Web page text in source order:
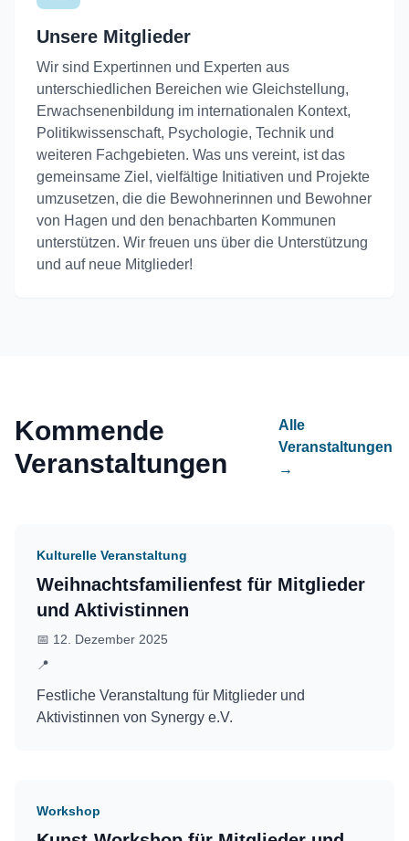
Unsere Mitglieder
Wir sind Expertinnen und Experten aus
unterschiedlichen Bereichen wie Gleichstellung,
Erwachsenenbildung im internationalen Kontext,
Politikwissenschaft, Psychologie, Technik und
weiteren Fachgebieten. Was uns vereint, ist das
gemeinsame Ziel, vielfältige Initiativen und Projekte
umzusetzen, die die Bewohnerinnen und Bewohner
von Hagen und den benachbarten Kommunen
unterstützen. Wir freuen uns über die Unterstützung
und auf neue Mitglieder!
Kommende
Veranstaltungen
Alle
Veranstaltungen
→
Kulturelle Veranstaltung
Weihnachtsfamilienfest für Mitglieder
und Aktivistinnen
📅 12. Dezember 2025
📍
Festliche Veranstaltung für Mitglieder und
Aktivistinnen von Synergy e.V.
Workshop